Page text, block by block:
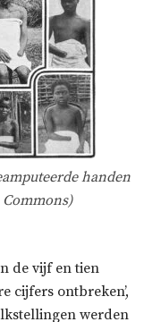
handen
de vijf en tien
cijfers ontbreken’,
werden